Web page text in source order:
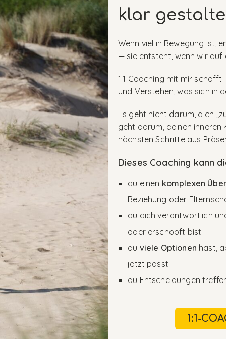
klar
Wenn viel in Bewegung ist,
— sie entsteht, wenn wir
1:1 Coaching mit mir schafft
und Verstehen, was sich in
Es geht nicht darum, dich
geht darum, deinen
nächsten Schritte aus
Dieses Coaching kann
du einen komplexen
Beziehung oder
du dich verantwortlich
oder erschöpft bist
du viele Optionen hast,
jetzt passt
du Entscheidungen
1:1-